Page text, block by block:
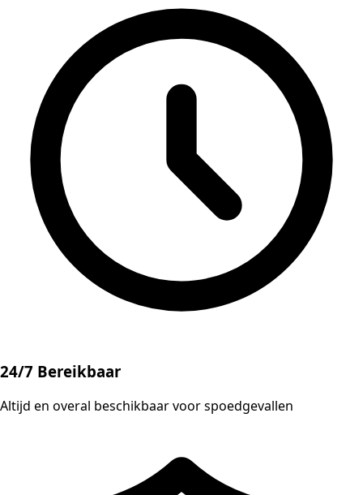
24/7 Bereikbaar
Altijd en overal beschikbaar voor spoedgevallen